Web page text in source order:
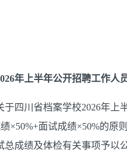
年上半年公开招聘工作人
于四川省档案学校2026年
×50%+面试成绩×50%的原
总成绩及体检有关事项予以